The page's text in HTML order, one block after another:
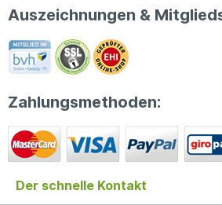
Auszeichnungen &
Zahlungsmethoden:
Der schnelle Kontakt